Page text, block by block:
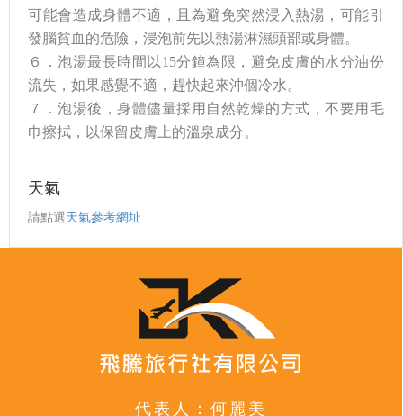
可能會造成身體不適，且為避免突然浸入熱湯，可能引
發腦貧血的危險，浸泡前先以熱湯淋濕頭部或身體。
６．泡湯最長時間以15分鐘為限，避免皮膚的水分油份
流失，如果感覺不適，趕快起來沖個冷水。
７．泡湯後，身體儘量採用自然乾燥的方式，不要用毛
巾擦拭，以保留皮膚上的溫泉成分。
天氣
請點選天氣參考網址
代表人：何麗美